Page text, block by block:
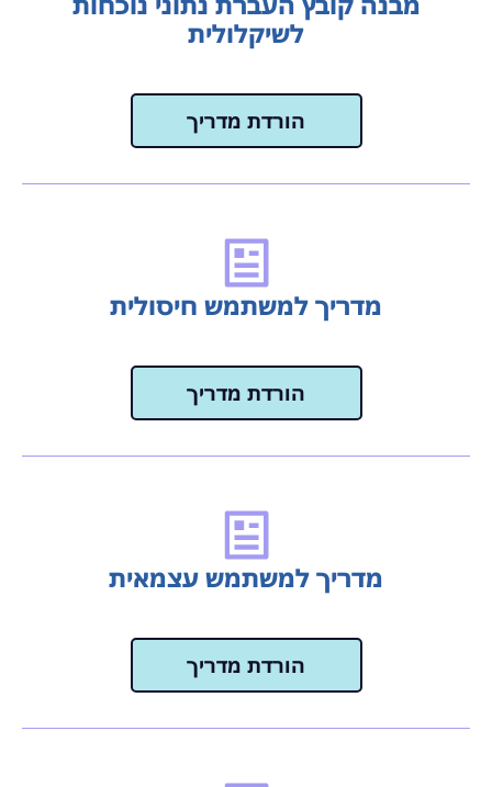
לשיקלולית
הורדת מדריך
מדריך למשתמש חיסולית
הורדת מדריך
מדריך למשתמש עצמאית
הורדת מדריך